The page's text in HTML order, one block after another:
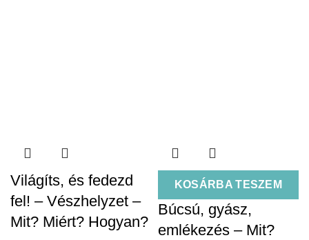
Világíts, és fedezd
fel! – Vészhelyzet –
Mit? Miért? Hogyan?
KOSÁRBA TESZEM
Búcsú, gyász,
emlékezés – Mit?